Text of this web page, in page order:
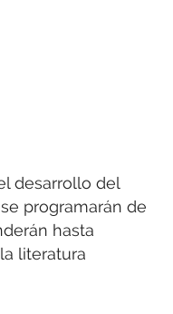
desarrollo del
programarán de
hasta
literatura